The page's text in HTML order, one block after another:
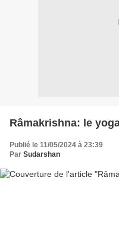
Râmakrishna: le
Publié le 11/05/2024 à 23:39
Par Sudarshan